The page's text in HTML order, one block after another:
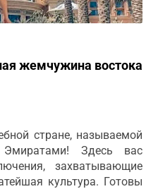
жемчужина востока
стране, называемой
Здесь вас
захватывающие
культура. Готовы